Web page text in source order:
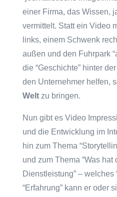
einer Firma, das Wissen,
vermittelt. Statt ein Video
links, einem Schwenk
außen und den Fuhrpark
die “Geschichte” hinter
den Unternehmer helfen,
Weltzu bringen.
Nun gibt es Video
und die Entwicklung im
hin zum Thema
und zum Thema “Was
Dienstleistung” – welches
“Erfahrung” kann er oder